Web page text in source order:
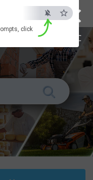
×
ESC
click